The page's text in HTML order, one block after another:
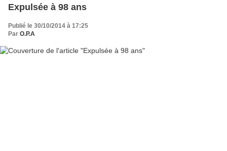
Expulsée à 98 ans
Publié le 30/10/2014 à 17:25
Par O.P.A